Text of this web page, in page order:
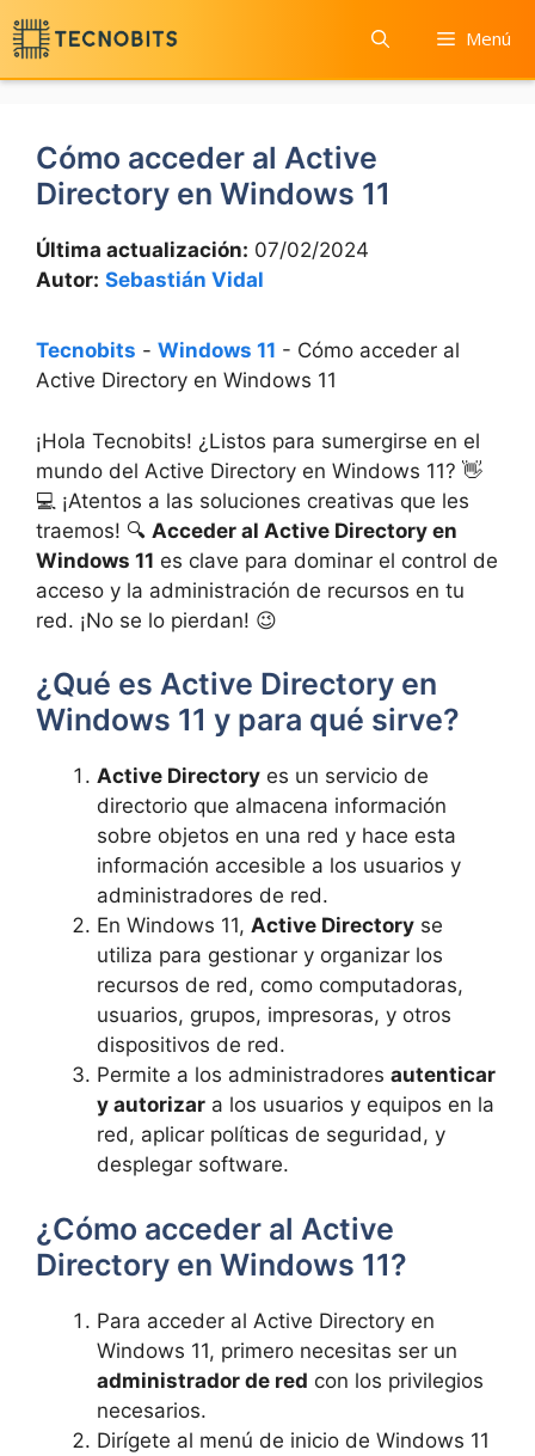
Saltar
al
contenido
Menú
Cómo acceder al Active
Directory en Windows 11
Última actualización: 07/02/2024
Autor: Sebastián Vidal
Tecnobits - Windows 11 - Cómo acceder al
Active Directory en Windows 11
¡Hola Tecnobits! ¿Listos para sumergirse en el
mundo del Active Directory en Windows 11? 👋
💻 ¡Atentos a las soluciones creativas que les
traemos! 🔍 Acceder al Active Directory en
Windows 11 es clave para dominar el control de
acceso y la administración de recursos en tu
red. ¡No se lo pierdan! 😉
¿Qué es Active Directory en
Windows 11 y para qué sirve?
Active Directory es un servicio de
directorio que almacena información
sobre objetos en una red y hace esta
información accesible a los usuarios y
administradores de red.
En Windows 11, Active Directory se
utiliza para gestionar y organizar los
recursos de red, como computadoras,
usuarios, grupos, impresoras, y otros
dispositivos de red.
Permite a los administradores autenticar
y autorizar a los usuarios y equipos en la
red, aplicar políticas de seguridad, y
desplegar software.
¿Cómo acceder al Active
Directory en Windows 11?
Para acceder al Active Directory en
Windows 11, primero necesitas ser un
administrador de red con los privilegios
necesarios.
Dirígete al menú de inicio de Windows 11